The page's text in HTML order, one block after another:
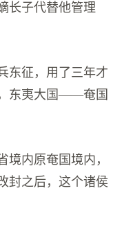
长子代替他管理
东征，用了三年才
东夷大国——奄国
境内原奄国境内，
封之后，这个诸侯